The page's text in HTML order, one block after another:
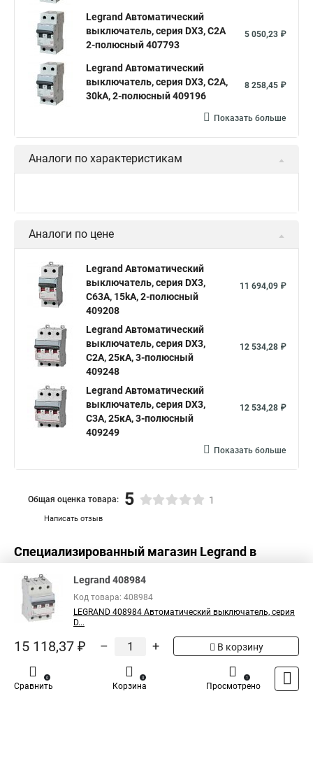
Legrand Автоматический
выключатель, серия DX3, С2A
2-полюсный 407793
5 050,23 ₽
Legrand Автоматический
выключатель, серия DX3, С2A,
30kA, 2-полюсный 409196
8 258,45 ₽
Показать больше
Аналоги по характеристикам
Аналоги по цене
Legrand Автоматический
выключатель, серия DX3,
С63A, 15kA, 2-полюсный
409208
11 694,09 ₽
Legrand Автоматический
выключатель, серия DX3,
С2A, 25кА, 3-полюсный
409248
12 534,28 ₽
Legrand Автоматический
выключатель, серия DX3,
С3A, 25кА, 3-полюсный
409249
12 534,28 ₽
Показать больше
Написать отзыв
Общая оценка товара: 5 1
Специализированный магазин Legrand в
Legrand 408984
Код товара: 408984
LEGRAND 408984 Автоматический выключатель, серия
D...
15 118,37 ₽ – + В корзину
Сравнить
0
Корзина
0
Просмотрено
1